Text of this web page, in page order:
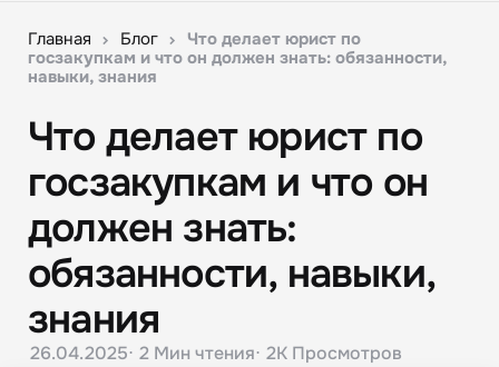
Главная Блог
Что делает юрист по
госзакупкам и что он должен знать: обязанности,
навыки, знания
Что делает юрист по
госзакупкам и что он
должен знать:
обязанности, навыки,
знания
26.04.2025 2 Мин чтения 2K Просмотров